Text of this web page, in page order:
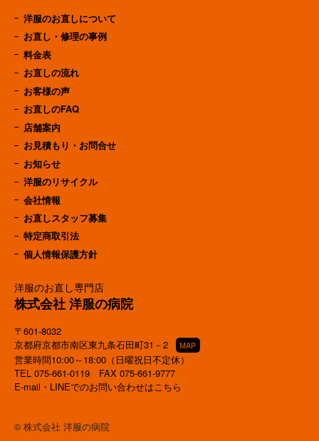
洋服のお直し専門店
株式会社 洋服の病院
〒601-8032
京都府京都市南区東九条石田町31－2
MAP
営業時間10:00～18:00（日曜祝日不定休）
TEL 075-661-0119 FAX 075-661-9777
E-mail・LINEでのお問い合わせはこちら
洋服のお直しについて
お直し・修理の事例
料金表
お直しの流れ
お客様の声
お直しのFAQ
店舗案内
お見積もり・お問合せ
お知らせ
洋服のリサイクル
会社情報
お直しスタッフ募集
特定商取引法
個人情報保護方針
© 株式会社 洋服の病院